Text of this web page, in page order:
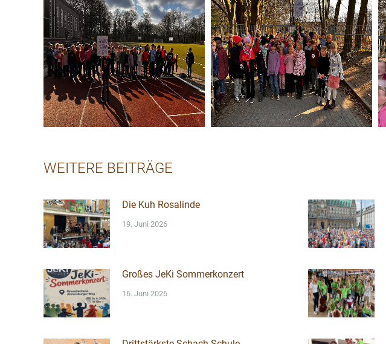
WEITERE BEITRÄGE
Die Kuh Rosalinde
19. Juni 2026
Großes JeKi Sommerkonzert
16. Juni 2026